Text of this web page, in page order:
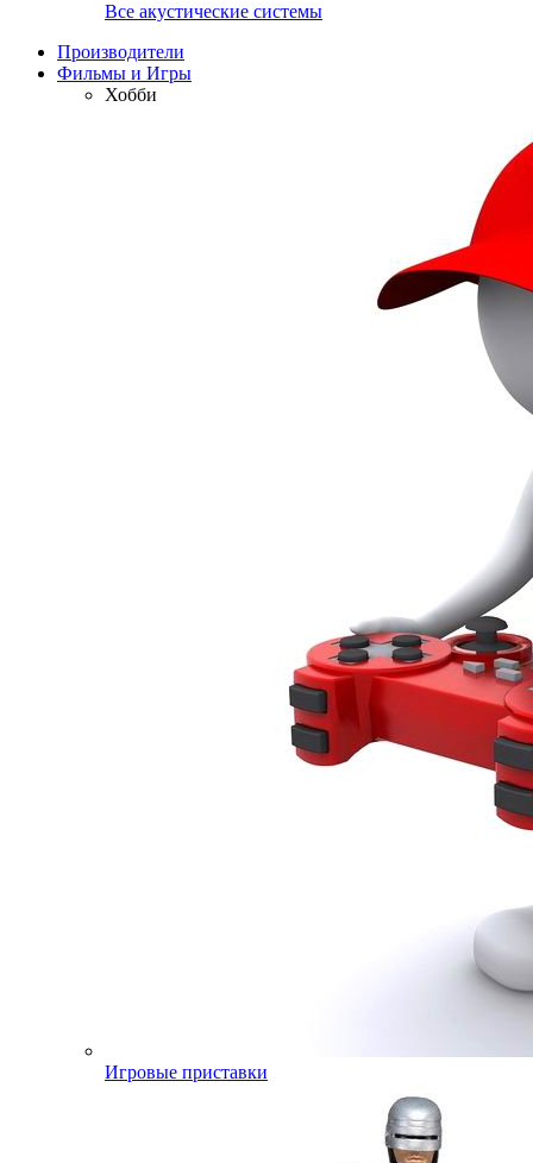
Все акустические системы
Производители
Фильмы и Игры
Хобби
Игровые приставки